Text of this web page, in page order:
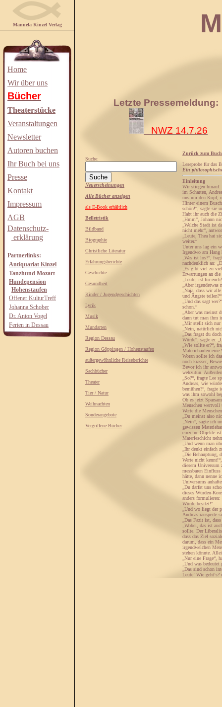
Manuela Kinzel Verlag
Home
Wir über uns
Bücher
Theaterstücke
Veranstaltungen
Newsletter
Autoren buchen
Ihr Buch bei uns
Presse
Kontakt
Impressum
AGB
Datenschutz-
erklärung
Partnerlinks:
Antiquariat Kinzel
Tanzhund Mozart
Hundepension
Hohenstaufen
Offener KulturTreff
Johanna Schober
Dr. Anton Vogel
Ferien in Dessau
Letzte Pressemeldung:
NWZ 14.7.26
Suche:
Neuerscheinungen
Alle Bücher anzeigen
als E-Book erhältlich
Belletristik
Bildband
Biographie
Christliche Literatur
Erfahrungsberichte
Geschichte
Gesundheit
Kinder / Jugendgeschichten
Lyrik
Musik
Mundarten
Region Dessau
Region Göppingen / Hohenstaufen
außergewöhnliche Reiseberichte
Sachbücher
Theater
Tier / Natur
Weihnachten
Sonderangebote
Vergriffene Bücher
Zurück zum Buch
Leseprobe für das
Ein
Einleitung
Wir stiegen hinauf.
im Schatten,
uns um den Kopf,
Hinter einem
schön!“, sagte sie
Habt ihr auch die
„Hmm“, Johann
„Welche Stadt ist
nicht mehr“,
„Leute, Thea hat
weiter.“
Unter uns lag ein
Irgendwo am Hang
„Was ist los?“,
nachdenklich an:
„Es gibt viel zu
Erwartungen an
„Leute, ist für
„Aber
„Naja, dass wir
und Ängste
„Und das sagt
schon.“
„Aber was meinst
dann tut man ihm
„Mir stellt sich
„Nein, natürlich
„Das fragst du
Würde“, sagte er.
„Wie sollte er?“,
Materiehaufen eine
Woran sollte ich
noch krasser,
Bevor ich ihr
wehzutun.
„So?“, fragte Lee
Andreas, wie
bemühen?“, fragte
was ihm sowohl
Ob es jetzt
Menschen wertvoll
Werte die
„Du meinst also
„Nein“, sagte ich
gewissen
einzelne Objekte
Materieschicht
„Und wenn man
„Ihr denkt einfach
„Die Behauptung,
Werte nicht
diesem Universum
messbaren
hätte, dann nenne
Universums
„Du darfst uns
dieses Würden-
anders formulieren:
Würde besitzt!“
„Und wo liegt der
Andreas räusperte
„Das Fazit ist,
„Wobei, das ist
sollte. Der
dass das Ziel
darum, dass ein
irgendwelchen
stehen könnte.
„Nur eine Frage“,
„Und was
„Das sind schon
Leute! Wie